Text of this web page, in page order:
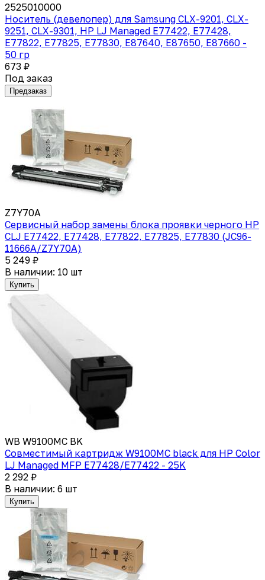
2525010000
Носитель (девелопер) для Samsung CLX-9201, CLX-
9251, CLX-9301, HP LJ Managed E77422, E77428,
E77822, E77825, E77830, E87640, E87650, E87660 -
50 гр
673 ₽
Под заказ
Предзаказ
Z7Y70A
Сервисный набор замены блока проявки черного HP
CLJ E77422, E77428, E77822, E77825, E77830 (JC96-
11666A/Z7Y70A)
5 249 ₽
В наличии: 10 шт
Купить
WB W9100MC BK
Совместимый картридж W9100MC black для HP Color
LJ Managed MFP E77428/E77422 - 25K
2 292 ₽
В наличии: 6 шт
Купить